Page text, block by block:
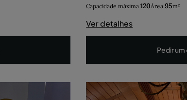
Capacidade máxima120Área95m²
Ver detalhes
Pedir